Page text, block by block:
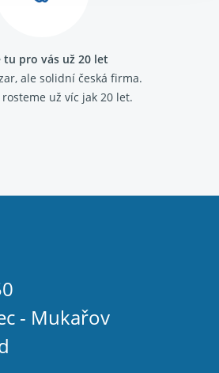
tu pro vás už 20 let
ale solidní česká firma.
rosteme už víc jak 20 let.
- Mukařov